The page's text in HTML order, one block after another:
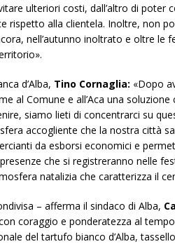
ulteriori costi, dall’altro di poter
rispetto alla clientela. Inoltre, non
nell’autunno inoltrato e oltre le
d’Alba, Tino Cornaglia: «Dopo
al Comune e all’Aca una
siamo lieti di concentrarci su
accogliente che la nostra città
da esborsi economici e
che si registreranno nelle
natalizia che caratterizza il
– afferma il sindaco di Alba,
coraggio e ponderatezza al
del tartufo bianco d’Alba,